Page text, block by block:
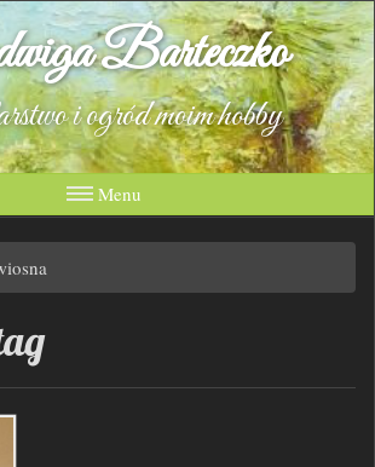
Barteczko
i ogród moim hobby
Menu